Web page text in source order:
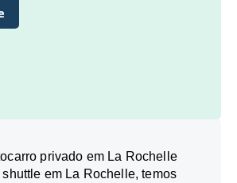
privado em La Rochelle
em La Rochelle, temos